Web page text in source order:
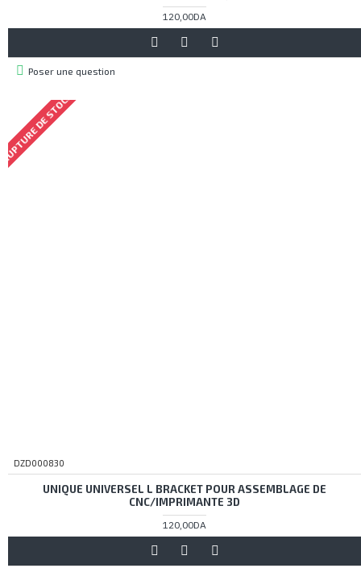
120,00DA
Poser une question
DE STOCK
DZD000830
UNIQUE UNIVERSEL L BRACKET POUR ASSEMBLAGE DE
CNC/IMPRIMANTE 3D
120,00DA